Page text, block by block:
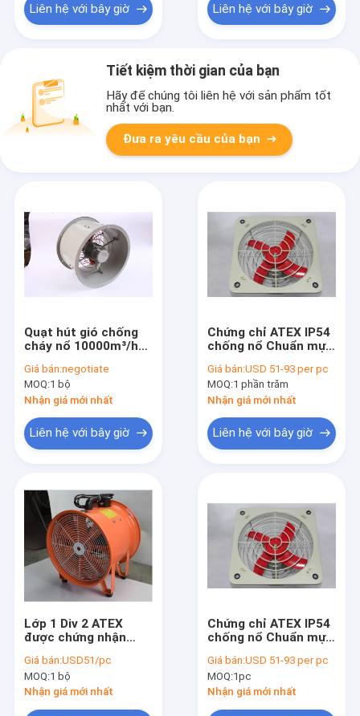
Liên hệ với bây giờ Liên hệ với bây giờ
Tiết kiệm thời gian của bạn
Hãy để chúng tôi liên hệ với sản phẩm tốt
nhất với bạn.
Đưa ra yêu cầu của bạn
Quạt hút gió chống
cháy nổ 10000m³/h
chứa có ống dẫn
Giá bán:negotiate
MOQ:1 bộ
Nhận giá mới nhất
Liên hệ với bây giờ
Chứng chỉ ATEX IP54
chống nổ Chuẩn mực
500mm Đối với Khu
vực 1.2 và IIA IIB
Giá bán:USD 51-93 per pc
MOQ:1 phần trăm
Nhận giá mới nhất
Liên hệ với bây giờ
Lớp 1 Div 2 ATEX
được chứng nhận
ống xả Lưu lượng
không khí cao chống
tia lửa cho khu vực
Giá bán:USD51/pc
MOQ:1 bộ
Nhận giá mới nhất
Chứng chỉ ATEX IP54
chống nổ Chuẩn mực
500mm Đối với Khu
vực 1.2 và IIA IIB
Giá bán:USD 51-93 per pc
MOQ:1pc
Nhận giá mới nhất